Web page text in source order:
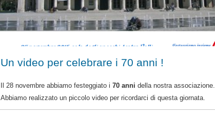
Un video per celebrare i 70 anni !
Il 28 novembre abbiamo festeggiato i 70 anni della nostra associazione.
Abbiamo realizzato un piccolo video per ricordarci di questa giornata.